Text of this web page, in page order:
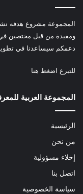
المجموعة مشروع هدفه
ومفيدة من قبل مختصين في
دعمكم سيساعدنا في
للتبرع اضغط هنا
المجموعة العربية
الرئيسية
من نحن
إخلاء مسؤولية
اتصل بنا
سياسة الخصوصية